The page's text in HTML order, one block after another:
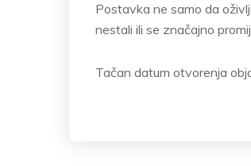
Postavka ne samo da
nestali ili se značajno
Tačan datum otvorenja